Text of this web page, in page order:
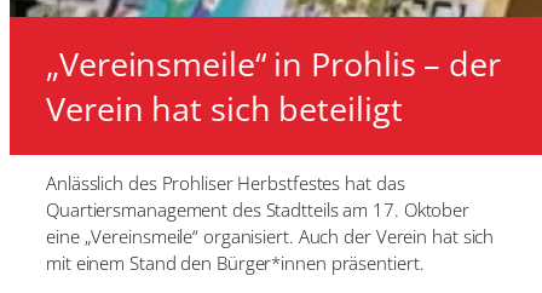
„Vereinsmeile“ in Prohlis – der
Verein hat sich beteiligt
Anlässlich des Prohliser Herbstfestes hat das
Quartiersmanagement des Stadtteils am 17. Oktober
eine „Vereinsmeile“ organisiert. Auch der Verein hat sich
mit einem Stand den Bürger*innen präsentiert.